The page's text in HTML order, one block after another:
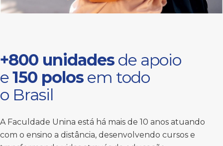
+800 unidades de apoio
e150 polos em todo
o Brasil
A Faculdade Unina está há mais de 10 anos atuando
com o ensino a distância, desenvolvendo cursos e